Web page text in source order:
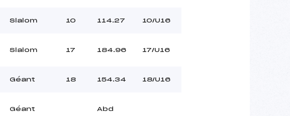
Slalom 10 114.27 10/U16
Slalom 17 184.96 17/U16
Géant 18 154.34 18/U16
Géant Abd